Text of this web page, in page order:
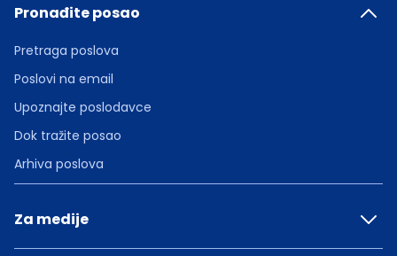
Pronađite posao
Pretraga poslova
Poslovi na email
Upoznajte poslodavce
Dok tražite posao
Arhiva poslova
Za medije